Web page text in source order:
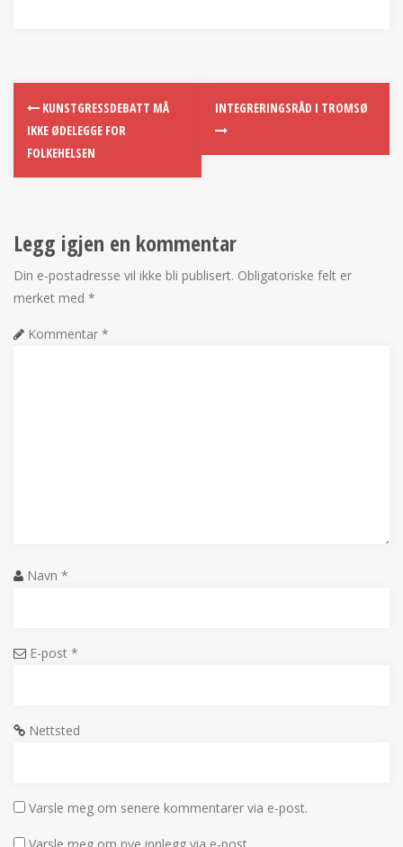
KUNSTGRESSDEBATT MÅ
IKKE ØDELEGGE FOR
FOLKEHELSEN
INTEGRERINGSRÅD I TROMSØ
Legg igjen en kommentar
Din e-postadresse vil ikke bli publisert. Obligatoriske felt er
merket med *
Kommentar *
Navn *
E-post *
Nettsted
Varsle meg om senere kommentarer via e-post.